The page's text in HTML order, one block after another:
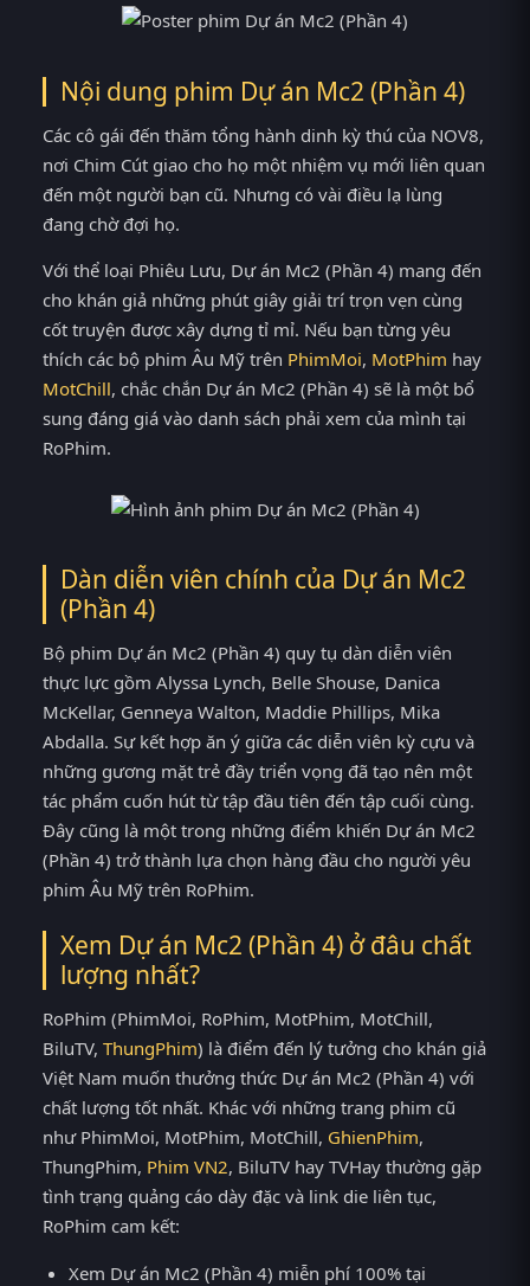
Nội dung phim Dự án Mc2 (Phần 4)
Các cô gái đến thăm tổng hành dinh kỳ thú của NOV8,
nơi Chim Cút giao cho họ một nhiệm vụ mới liên quan
đến một người bạn cũ. Nhưng có vài điều lạ lùng
đang chờ đợi họ.
Với thể loại Phiêu Lưu, Dự án Mc2 (Phần 4) mang đến
cho khán giả những phút giây giải trí trọn vẹn cùng
cốt truyện được xây dựng tỉ mỉ. Nếu bạn từng yêu
thích các bộ phim Âu Mỹ trên PhimMoi, MotPhim hay
MotChill, chắc chắn Dự án Mc2 (Phần 4) sẽ là một bổ
sung đáng giá vào danh sách phải xem của mình tại
RoPhim.
Dàn diễn viên chính của Dự án Mc2
(Phần 4)
Bộ phim Dự án Mc2 (Phần 4) quy tụ dàn diễn viên
thực lực gồm Alyssa Lynch, Belle Shouse, Danica
McKellar, Genneya Walton, Maddie Phillips, Mika
Abdalla. Sự kết hợp ăn ý giữa các diễn viên kỳ cựu và
những gương mặt trẻ đầy triển vọng đã tạo nên một
tác phẩm cuốn hút từ tập đầu tiên đến tập cuối cùng.
Đây cũng là một trong những điểm khiến Dự án Mc2
(Phần 4) trở thành lựa chọn hàng đầu cho người yêu
phim Âu Mỹ trên RoPhim.
Xem Dự án Mc2 (Phần 4) ở đâu chất
lượng nhất?
RoPhim (PhimMoi, RoPhim, MotPhim, MotChill,
BiluTV, ThungPhim) là điểm đến lý tưởng cho khán giả
Việt Nam muốn thưởng thức Dự án Mc2 (Phần 4) với
chất lượng tốt nhất. Khác với những trang phim cũ
như PhimMoi, MotPhim, MotChill, GhienPhim,
ThungPhim, Phim VN2, BiluTV hay TVHay thường gặp
tình trạng quảng cáo dày đặc và link die liên tục,
RoPhim cam kết:
Xem Dự án Mc2 (Phần 4) miễn phí 100% tại